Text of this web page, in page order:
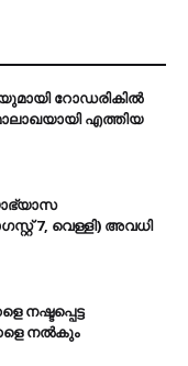
റോഡരികില്‍
എത്തിയ
7, വെള്ളി) അവധി
നഷ്ടപ്പെട്ട
നല്‍കും